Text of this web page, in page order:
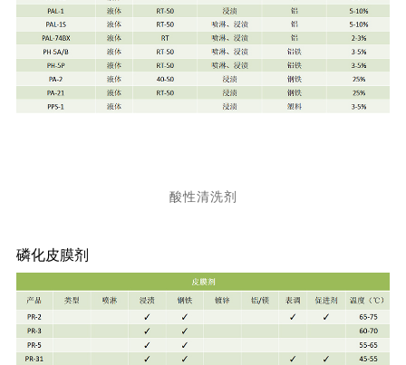
酸性清洗剂
磷化皮膜剂